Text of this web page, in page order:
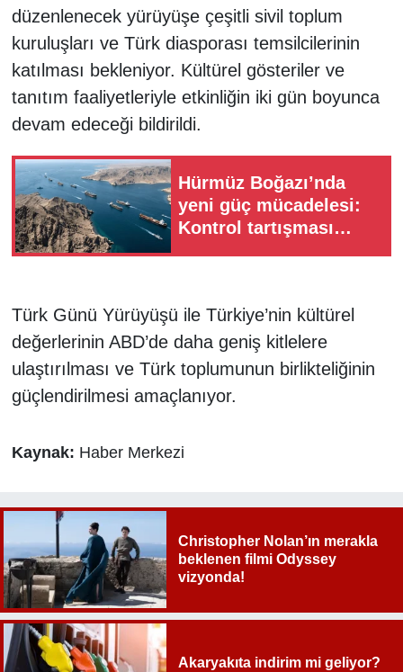
düzenlenecek yürüyüşe çeşitli sivil toplum
kuruluşları ve Türk diasporası temsilcilerinin
katılması bekleniyor. Kültürel gösteriler ve
tanıtım faaliyetleriyle etkinliğin iki gün boyunca
devam edeceği bildirildi.
Hürmüz Boğazı’nda
yeni güç mücadelesi:
Kontrol tartışması
Türk Günü Yürüyüşü ile Türkiye’nin kültürel
değerlerinin ABD’de daha geniş kitlelere
ulaştırılması ve Türk toplumunun birlikteliğinin
güçlendirilmesi amaçlanıyor.
Kaynak: Haber Merkezi
Christopher Nolan’ın merakla
beklenen filmi Odyssey
vizyonda!
Akaryakıta indirim mi geliyor?